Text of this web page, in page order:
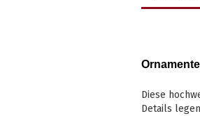
Diese
Details